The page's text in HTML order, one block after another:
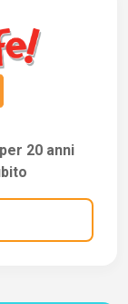
20 anni